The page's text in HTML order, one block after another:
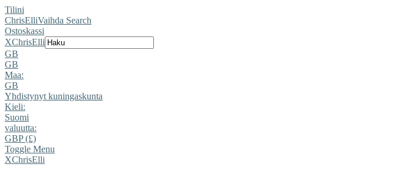
Tilini
ChrisElliVaihda Search
Ostoskassi
XChrisElli
GB
GB
Maa:
GB
Yhdistynyt kuningaskunta
Kieli:
Suomi
valuutta:
GBP (£)
Toggle Menu
XChrisElli